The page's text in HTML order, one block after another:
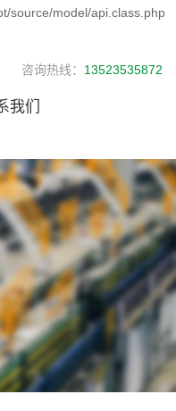
source/model/api.class.php
咨询热线： 13523535872
我们